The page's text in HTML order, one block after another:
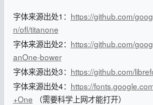
字体来源出处1： https://github.com/
n/ofl/titanone
字体来源出处2： https://github.com/
anOne-bower
字体来源出处3： https://github.com/
字体来源出处4： https://
+One （需要科学上网才能打开）